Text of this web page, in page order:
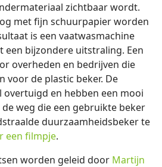
zichtbaar wordt.
met fijn schuurpapier worden
is een vaatwasmachine
een bijzondere uitstraling. Een
overheden en bedrijven die
voor de plastic beker. De
overtuigd en hebben een mooi
weg die een gebruikte beker
duurzaamheidsbeker te
een filmpje.
worden geleid door Martijn